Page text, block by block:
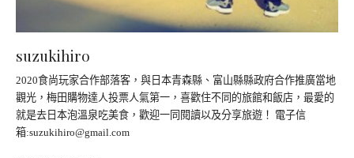
suzukihiro
2020食尚玩家合作部落客，與日本青森縣、富山縣縣政府合作推廣當地
觀光，梅田購物達人投票人氣第一，喜歡住不同的旅館和飯店，最愛的
就是去日本泡溫泉吃美食，歡迎一同閱讀以及分享旅遊！ 電子信
箱:suzukihiro@gmail.com